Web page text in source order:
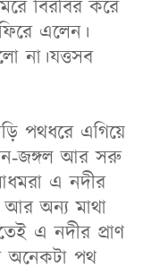
বিরবির করে
এলেন।
না।যত্তসব
পথধরে এগিয়ে
বন-জঙ্গল আর সরু
এ নদীর
আর অন্য মাথা
এ নদীর প্রাণ
অনেকটা পথ